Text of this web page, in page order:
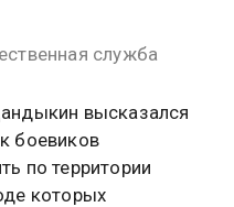
служба
высказался
боевиков
по территории
которых